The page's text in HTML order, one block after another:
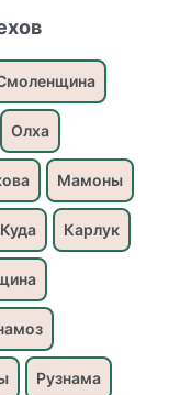
Олха
Мамоны
Куда Карлук
Рузнама